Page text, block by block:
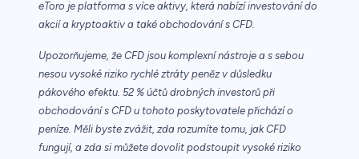
eToro je platforma s více aktivy, která nabízí investování do
akcií a kryptoaktiv a také obchodování s CFD.
Upozorňujeme, že CFD jsou komplexní nástroje a s sebou
nesou vysoké riziko rychlé ztráty peněz v důsledku
pákového efektu. 52 % účtů drobných investorů při
obchodování s CFD u tohoto poskytovatele přichází o
peníze. Měli byste zvážit, zda rozumíte tomu, jak CFD
fungují, a zda si můžete dovolit podstoupit vysoké riziko